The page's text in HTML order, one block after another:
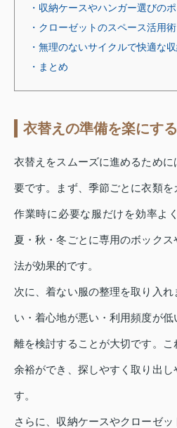
・収納ケースやハンガー選びの
・クローゼットのスペース活用術
・無理のないサイクルで快適な
・まとめ
衣替えの準備を楽にす
衣替えをスムーズに進めるため
要です。まず、季節ごとに衣類を
作業時に必要な服だけを効率よ
夏・秋・冬ごとに専用のボック
法が効果的です。
次に、着ない服の整理を取り入
い・着心地が悪い・利用頻度が
離を検討することが大切です。
余裕ができ、探しやすく取り出し
す。
さらに、収納ケースやクローゼ